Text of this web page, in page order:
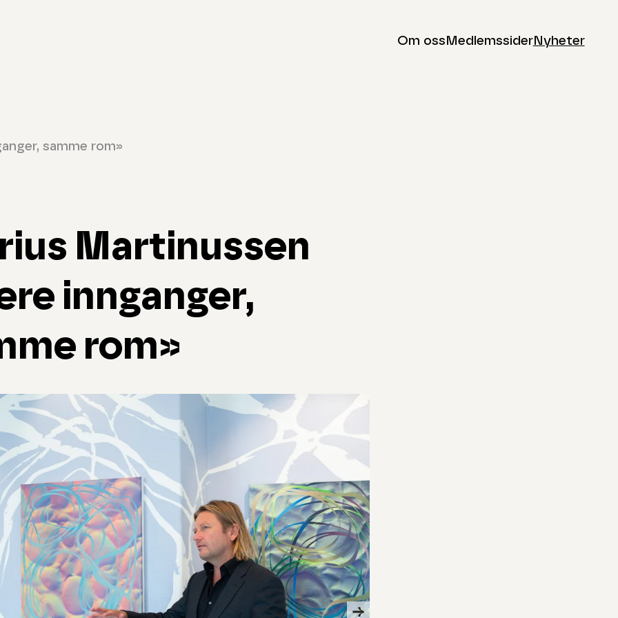
Om oss MedlemssiderNyheter
samme rom»
Martinussen
innganger,
rom»